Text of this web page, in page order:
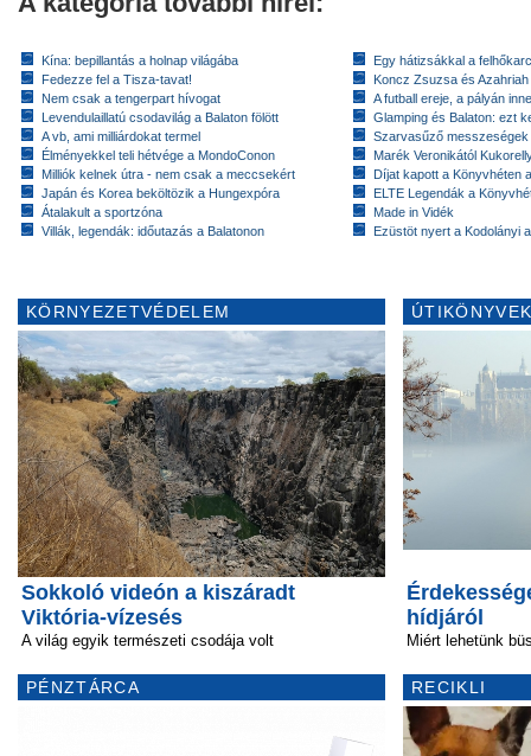
Kína: bepillantás a holnap világába
Fedezze fel a Tisza-tavat!
Nem csak a tengerpart hívogat
Levendulaillatú csodavilág a Balaton fölött
A vb, ami milliárdokat termel
Élményekkel teli hétvége a MondoConon
Milliók kelnek útra - nem csak a meccsekért
Japán és Korea beköltözik a Hungexpóra
Átalakult a sportzóna
Villák, legendák: időutazás a Balatonon
Egy hátizsákkal a
Koncz Zsuzsa és
A futball ereje, a pályán
Glamping és Balaton: ezt
Szarvasűző messzeségek
Marék Veronikától
Díjat kapott a Könyvhéten
ELTE Legendák a
Made in Vidék
Ezüstöt nyert a Kodolányi
KÖRNYEZETVÉDELEM
Sokkoló videón a kiszáradt
Viktória-vízesés
A világ egyik természeti csodája volt
PÉNZTÁRCA
hídjáról
Miért lehetünk
RECIKLI